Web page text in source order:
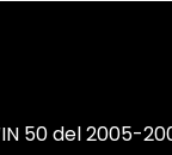
50 del 2005-